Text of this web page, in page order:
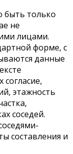
быть только
не
лицами.
форме, с
данные
этажность
соседей.
составления и